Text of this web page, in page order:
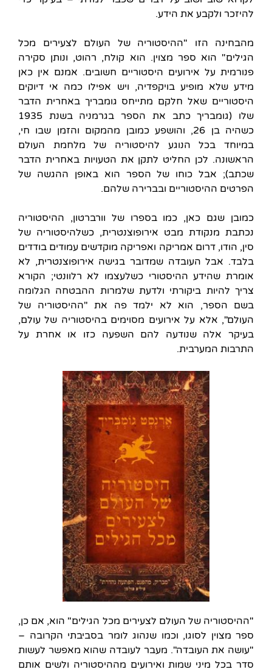
להיזכר ולקבע את הידע.
מהבחינה הזו "ההיסטוריה של העולם לצעירים מכל
הגילים" הוא ספר מצוין. הוא קולח, רהוט, ונותן סקירה
פנורמית על אירועים היסטוריים חשובים. אמנם אין כאן
מידע שלא מופיע בויקפדיה, ויש אפילו כמה אי דיוקים
היסטוריים שאל חלקם מתייחס גומבריך באחרית הדבר
שלו (גומבריך כתב את הספר בגרמניה בשנת 1935
כשהיה בן 26, והושפע כמובן מהמקום והזמן שבו חי,
במיוחד בכל הנוגע להיסטוריה של מלחמת העולם
הראשונה. לכן החליט לתקן את הטעויות באחרית הדבר
שכתב); אבל כוחו של הספר הוא באופן ההגשה של
הפרטים ההיסטוריים ובברירה שלהם.
כמובן שגם כאן, כמו בספרו של וורברטון, ההיסטוריה
נכתבת מנקודת מבט אירופוצנטרית, כשלהיסטוריה של
סין, הודו, דרום אמריקה ואפריקה מוקדשים עמודים בודדים
בלבד. אבל העובדה שמדובר בגישה אירופוצנטרית, לא
אומרת שהידע ההיסטורי כשלעצמו לא רלוונטי; הקורא
צריך להיות ביקורתי ולדעת שלמרות ההבטחה הגלומה
בשם הספר, הוא לא ילמד פה את "ההיסטוריה של
העולם", אלא על אירועים מסוימים בהיסטוריה של עולם,
בעיקר אלה שנודעה להם השפעה כזו או אחרת על
התרבות המערבית.
"ההיסטוריה של העולם לצעירים מכל הגילים" הוא, אם כן,
ספר מצוין לסוגו, וכמו שנהוג לומר בסביבתי הקרובה –
"עושה את העובדה". מעבר לעובדה שהוא מאפשר לעשות
סדר בכל מיני שמות ואירועים מההיסטוריה ולשים אותם